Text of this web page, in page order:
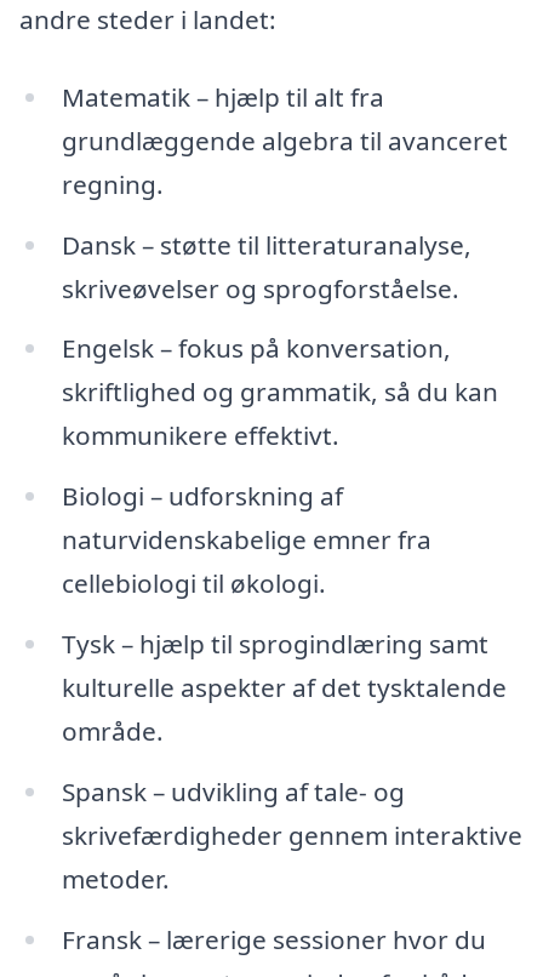
andre steder i landet:
Matematik – hjælp til alt fra
grundlæggende algebra til avanceret
regning.
Dansk – støtte til litteraturanalyse,
skriveøvelser og sprogforståelse.
Engelsk – fokus på konversation,
skriftlighed og grammatik, så du kan
kommunikere effektivt.
Biologi – udforskning af
naturvidenskabelige emner fra
cellebiologi til økologi.
Tysk – hjælp til sprogindlæring samt
kulturelle aspekter af det tysktalende
område.
Spansk – udvikling af tale- og
skrivefærdigheder gennem interaktive
metoder.
Fransk – lærerige sessioner hvor du